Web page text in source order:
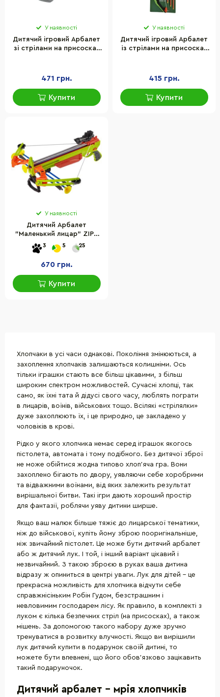
У наявності
Дитячий ігровий Арбалет
зі стрілами на присосках
471 грн.
Купити
У наявності
Дитячий ігровий Арбалет
із стрілами на присосках
415 грн.
Купити
У наявності
Дитячий Арбалет
"Маленький лицар" ZIPP
Toys 8908B2 S
3 5 25
670 грн.
Купити
Хлопчаки в усі часи однакові. Покоління змінюються, а
захоплення хлопчаків залишаються колишніми. Ось
тільки іграшки стають все більш цікавими, з більш
широким спектром можливостей. Сучасні хлопці, так
само, як їхні тата й дідусі свого часу, люблять пограти
в лицарів, воїнів, військових тощо. Всілякі «стрілялки»
дуже захоплюють їх, і це природно, це закладено у
чоловіків в крові.
Рідко у якого хлопчика немає серед іграшок якогось
пістолета, автомата і тому подібного. Без дитячої зброї
не може обійтися жодна типово хлоп'яча гра. Вони
захоплено бігають по двору, уявляючи себе хоробрими
та відважними воїнами, від яких залежить результат
вирішальної битви. Такі ігри дають хороший простір
для фантазії, роблячи уяву дитини ширше.
Якщо ваш малюк більше тяжіє до лицарської тематики,
ніж до військової, купіть йому зброю пооригінальніше,
ніж звичайний пістолет. Це може бути дитячий арбалет
або ж дитячий лук. І той, і інший варіант цікавий і
незвичайний. З такою зброєю в руках ваша дитина
відразу ж опиниться в центрі уваги. Лук для дітей - це
прекрасна можливість для хлопчика відчути себе
справжнісіньким Робін Гудом, безстрашним і
невловимим господарем лісу. Як правило, в комплекті з
луком є кілька безпечних стріл (на присосках), а також
мішень. За допомогою такого набору дуже зручно
тренуватися в розвитку влучності. Якщо ви вирішили
лук дитячий купити в подарунок своїй дитині, то
можете бути впевнені, що його обов'язково зацікавить
такий подаруночок.
Дитячий арбалет - мрія хлопчиків